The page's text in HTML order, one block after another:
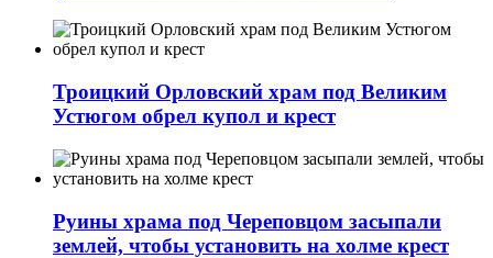
Троицкий Орловский храм под Великим
Устюгом обрел купол и крест
Руины храма под Череповцом засыпали
землей, чтобы установить на холме крест